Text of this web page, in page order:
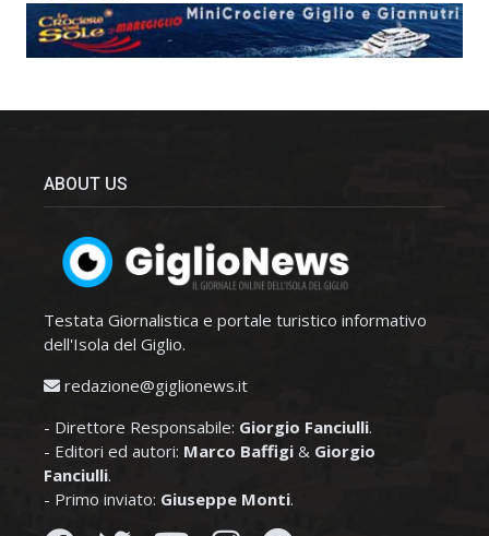
ABOUT US
Testata Giornalistica e portale turistico informativo
dell'Isola del Giglio.
redazione@giglionews.it
- Direttore Responsabile: Giorgio Fanciulli.
- Editori ed autori: Marco Baffigi & Giorgio
Fanciulli.
- Primo inviato: Giuseppe Monti.